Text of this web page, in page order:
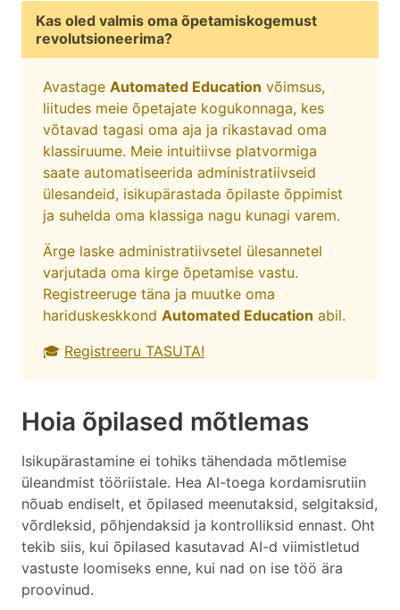
Kas oled valmis oma õpetamiskogemust
revolutsioneerima?
Avastage Automated Education võimsus,
liitudes meie õpetajate kogukonnaga, kes
võtavad tagasi oma aja ja rikastavad oma
klassiruume. Meie intuitiivse platvormiga
saate automatiseerida administratiivseid
ülesandeid, isikupärastada õpilaste õppimist
ja suhelda oma klassiga nagu kunagi varem.
Ärge laske administratiivsetel ülesannetel
varjutada oma kirge õpetamise vastu.
Registreeruge täna ja muutke oma
hariduskeskkond Automated Education abil.
🎓 Registreeru TASUTA!
Hoia õpilased mõtlemas
Isikupärastamine ei tohiks tähendada mõtlemise
üleandmist tööriistale. Hea AI-toega kordamisrutiin
nõuab endiselt, et õpilased meenutaksid, selgitaksid,
võrdleksid, põhjendaksid ja kontrolliksid ennast. Oht
tekib siis, kui õpilased kasutavad AI-d viimistletud
vastuste loomiseks enne, kui nad on ise töö ära
proovinud.